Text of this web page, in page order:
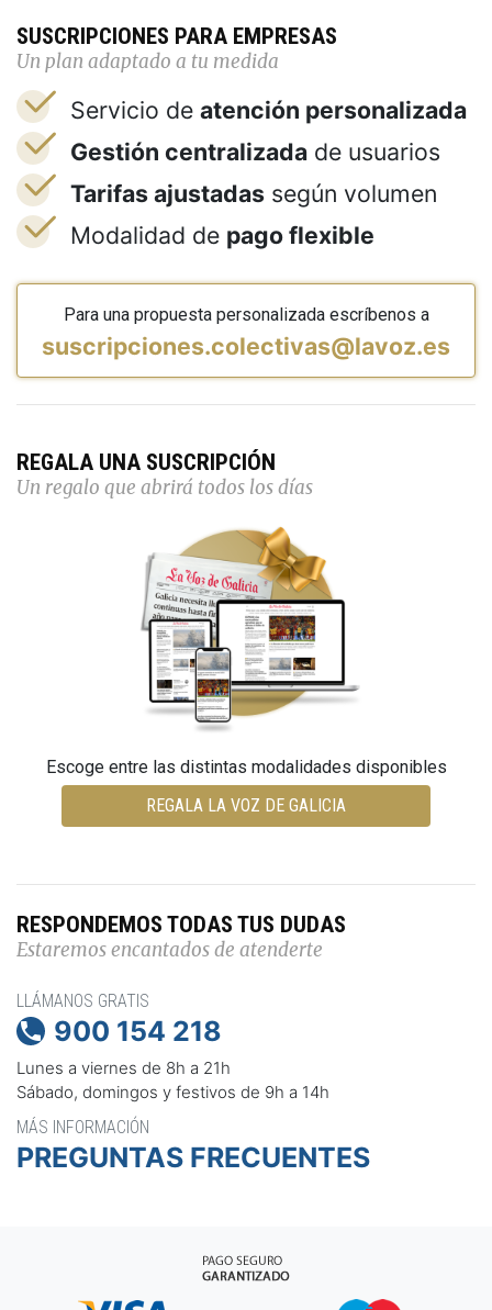
SUSCRIPCIONES PARA EMPRESAS
Un plan adaptado a tu medida
Servicio de atención personalizada
Gestión centralizada de usuarios
Tarifas ajustadas según volumen
Modalidad de pago flexible
Para una propuesta personalizada escríbenos a
suscripciones.colectivas@lavoz.es
REGALA UNA SUSCRIPCIÓN
Un regalo que abrirá todos los días
Escoge entre las distintas modalidades disponibles
REGALA LA VOZ DE GALICIA
RESPONDEMOS TODAS TUS DUDAS
Estaremos encantados de atenderte
LLÁMANOS GRATIS
 900 154 218
Lunes a viernes de 8h a 21h
Sábado, domingos y festivos de 9h a 14h
MÁS INFORMACIÓN
PREGUNTAS FRECUENTES